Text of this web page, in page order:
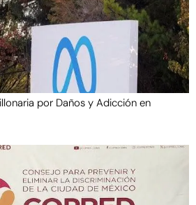
por Daños y Adicción en